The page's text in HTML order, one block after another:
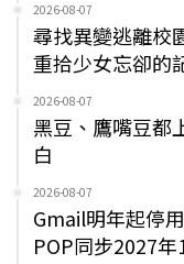
2026-08-07
尋找異變逃離校
重拾少女忘卻的
2026-08-07
黑豆、鷹嘴豆都
白
2026-08-07
Gmail明年起停
POP同步2027